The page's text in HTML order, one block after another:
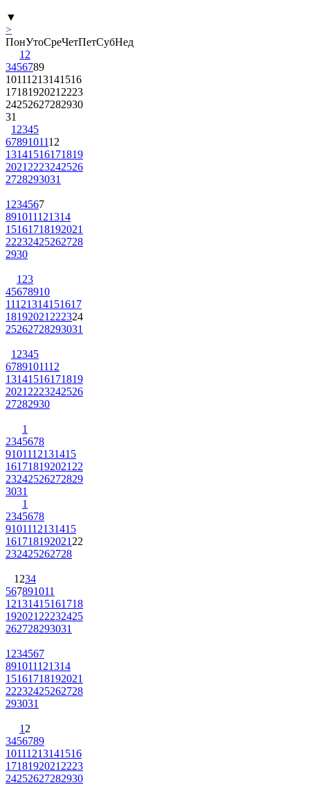
▼
>
ПонУтоСреЧетПетСубНед
1 2
3456789
10111213141516
1718192021 2223
24252627282930
31
1 2345
6789101112
13141516171819
2021 2223242526
2728293031
1 234567
891011121314
15161718192021
22232425262728
2930
1 23
45678910
11121314151617
18192021 222324
25262728293031
1 2345
6789101112
13141516171819
2021 2223242526
27282930
1
2345678
9101112131415
161718192021 22
23242526272829
3031
1
2345678
9101112131415
161718192021 22
232425262728
1 234
567891011
12131415161718
192021 22232425
262728293031
1 234567
891011121314
15161718192021
22232425262728
293031
1 2
3456789
10111213141516
1718192021 2223
24252627282930